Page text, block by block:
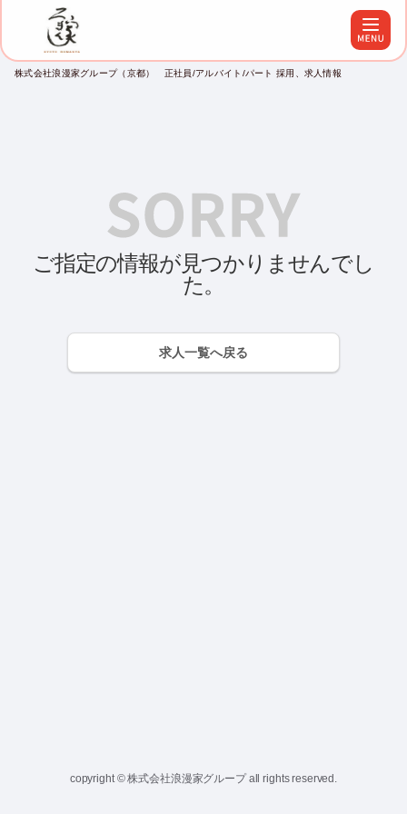
株式会社浪漫家グループ（京都） 正社員/アルバイト/パート 採用、求人情報
ご指定の情報が見つかりませんでし
た。
求人一覧へ戻る
copyright © 株式会社浪漫家グループ all rights reserved.